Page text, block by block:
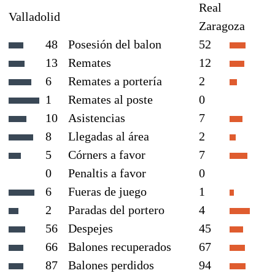
Valladolid
Real
Zaragoza
48
Posesión del balon
52
13
Remates
12
6
Remates a portería
2
1
Remates al poste
0
10
Asistencias
7
8
Llegadas al área
2
5
Córners a favor
7
0
Penaltis a favor
0
6
Fueras de juego
1
2
Paradas del portero
4
56
Despejes
45
66
Balones recuperados
67
87
Balones perdidos 94